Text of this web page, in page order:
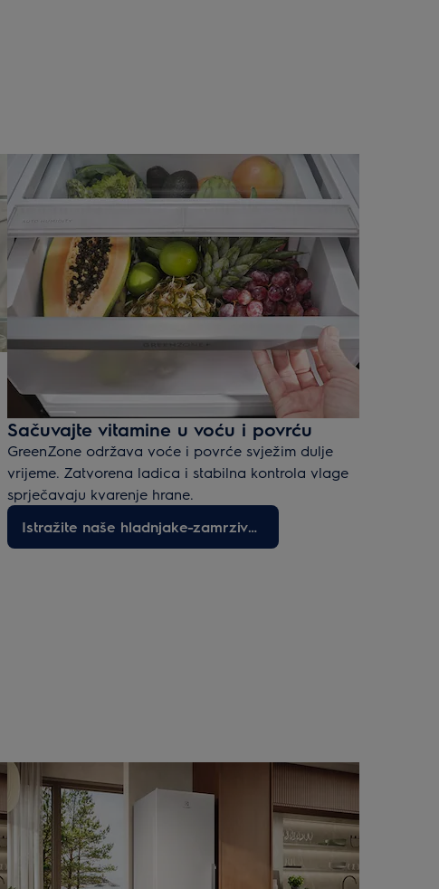
Sačuvajte vitamine u voću i povrću
GreenZone održava voće i povrće svježim dulje
vrijeme. Zatvorena ladica i stabilna kontrola vlage
sprječavaju kvarenje hrane.
Istražite naše hladnjake-zamrzivače